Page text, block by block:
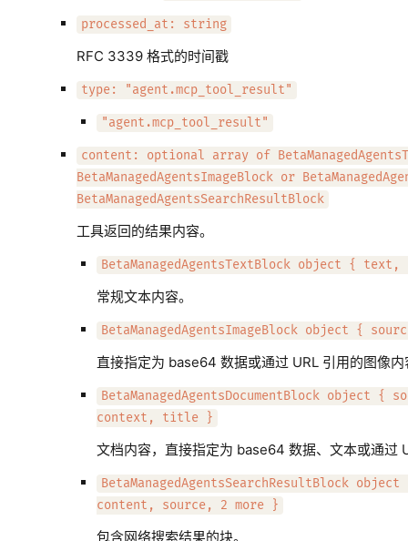
processed_at: string
RFC 3339 格式的时间戳
type: "agent.mcp_tool_result"
"agent.mcp_tool_result"
content: optional array of
BetaManagedAgentsImageBlock or
BetaManagedAgentsSearchResultBlock
工具返回的结果内容。
BetaManagedAgentsTextBlock object {
常规文本内容。
BetaManagedAgentsImageBlock object {
直接指定为 base64 数据或通过 URL 引用的图像内
BetaManagedAgentsDocumentBlock object {
context, title }
文档内容，直接指定为 base64 数据、文本或通过
BetaManagedAgentsSearchResultBlock
content, source, 2 more }
包含网络搜索结果的块。